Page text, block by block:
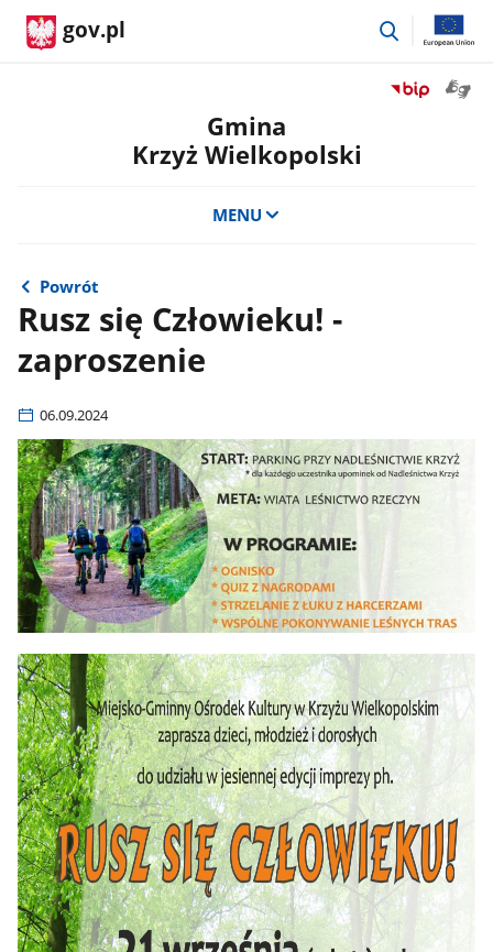
gov.pl
przejdź
Przejdź
Gmina
Krzyż Wielkopolski
MENU
Powrót
Rusz się Człowieku! -
zaproszenie
06.09.2024